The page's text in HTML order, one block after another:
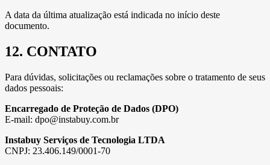
A data da última atualização está indicada no início deste
documento.
12. CONTATO
Para dúvidas, solicitações ou reclamações sobre o tratamento de seus
dados pessoais:
Encarregado de Proteção de Dados (DPO)
E-mail: dpo@instabuy.com.br
Instabuy Serviços de Tecnologia LTDA
CNPJ: 23.406.149/0001-70